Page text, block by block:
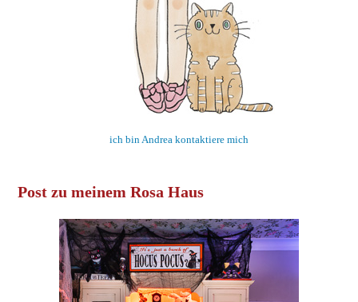
ich bin Andrea kontaktiere mich
Post zu meinem Rosa Haus